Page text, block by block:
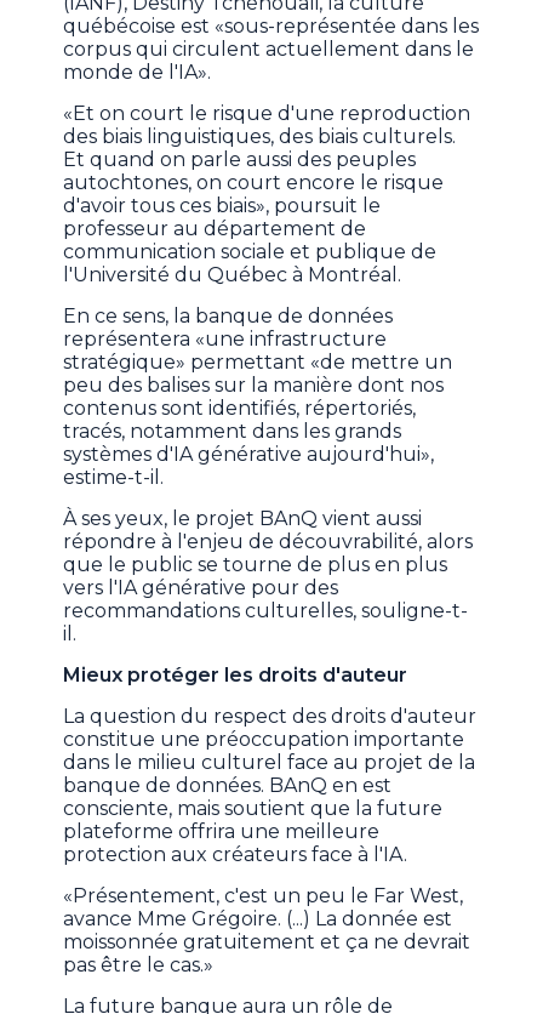
québécoise est «sous-représentée dans les
corpus qui circulent actuellement dans le
monde de l'IA».
«Et on court le risque d'une reproduction
des biais linguistiques, des biais culturels.
Et quand on parle aussi des peuples
autochtones, on court encore le risque
d'avoir tous ces biais», poursuit le
professeur au département de
communication sociale et publique de
l'Université du Québec à Montréal.
En ce sens, la banque de données
représentera «une infrastructure
stratégique» permettant «de mettre un
peu des balises sur la manière dont nos
contenus sont identifiés, répertoriés,
tracés, notamment dans les grands
systèmes d'IA générative aujourd'hui»,
estime-t-il.
À ses yeux, le projet BAnQ vient aussi
répondre à l'enjeu de découvrabilité, alors
que le public se tourne de plus en plus
vers l'IA générative pour des
recommandations culturelles, souligne-t-
il.
Mieux protéger les droits d'auteur
La question du respect des droits d'auteur
constitue une préoccupation importante
dans le milieu culturel face au projet de la
banque de données. BAnQ en est
consciente, mais soutient que la future
plateforme offrira une meilleure
protection aux créateurs face à l'IA.
«Présentement, c'est un peu le Far West,
avance Mme Grégoire. (...) La donnée est
moissonnée gratuitement et ça ne devrait
pas être le cas.»
La future banque aura un rôle de